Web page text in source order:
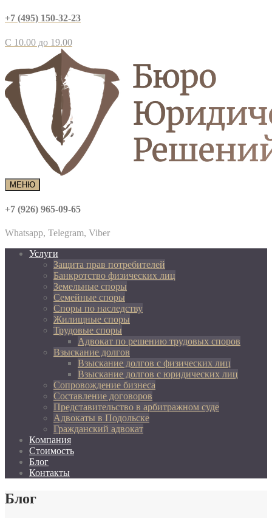
+7 (495) 150-32-23
С 10.00 до 19.00
МЕНЮ
+7 (926) 965-09-65
Whatsapp, Telegram, Viber
Услуги
Защита прав потребителей
Банкротство физических лиц
Земельные споры
Семейные споры
Споры по наследству
Жилищные споры
Трудовые споры
Адвокат по решению трудовых споров
Взыскание долгов
Взыскание долгов с физических лиц
Взыскание долгов с юридических лиц
Сопровождение бизнеса
Составление договоров
Представительство в арбитражном суде
Адвокаты в Подольске
Гражданский адвокат
Компания
Стоимость
Блог
Контакты
Блог